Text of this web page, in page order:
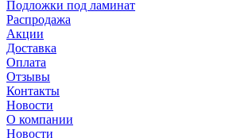
Подложки под ламинат
Распродажа
Акции
Доставка
Оплата
Отзывы
Контакты
Новости
О компании
Новости